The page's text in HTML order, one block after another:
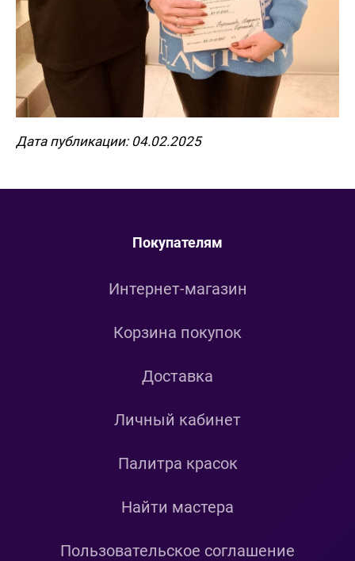
Дата публикации: 04.02.2025
Покупателям
Интернет-магазин
Корзина покупок
Доставка
Личный кабинет
Палитра красок
Найти мастера
Пользовательское соглашение